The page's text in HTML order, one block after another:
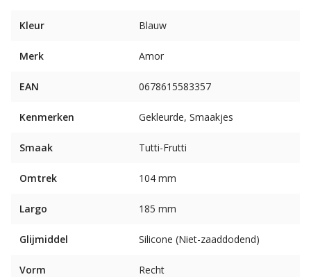
Kleur Blauw
Merk Amor
EAN 0678615583357
Kenmerken Gekleurde, Smaakjes
Smaak Tutti-Frutti
Omtrek 104 mm
Largo 185 mm
Glijmiddel Silicone (Niet-zaaddodend)
Vorm Recht